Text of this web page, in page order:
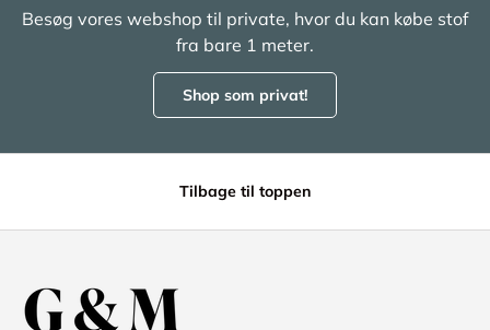
Besøg vores webshop til private, hvor du kan købe stof
fra bare 1 meter.
Shop som privat!
Tilbage til toppen